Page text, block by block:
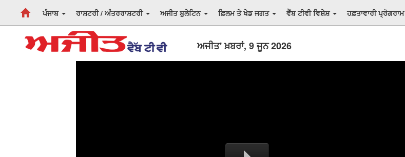
ਪੰਜਾਬ ਰਾਸ਼ਟਰੀ / ਅੰਤਰਰਾਸ਼ਟਰੀ ਅਜੀਤ ਬੁਲੇਟਿਨ ਫ਼ਿਲਮ ਤੇ ਖੇਡ ਜਗਤ ਵੈੱਬ ਟੀਵੀ ਵਿਸ਼ੇਸ਼ ਹਫ਼ਤਾਵਾਰੀ ਪ੍ਰੋਗਰਾਮ
ਅਜੀਤ' ਖ਼ਬਰਾਂ, 9 ਜੂਨ 2026